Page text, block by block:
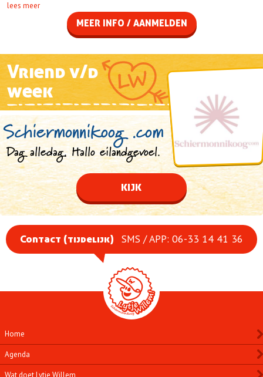
lees meer
MEER INFO / AANMELDEN
Vriend v/d
week
Schiermonnikoog .com
Dag alledag. Hallo eilandgevoel.
KIJK
Contact (tijdelijk) SMS / APP: 06-33 14 41 36
Home
Agenda
Wat doet Lytje Willem